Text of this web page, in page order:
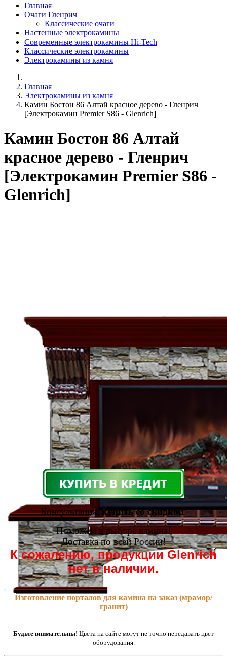
Главная
Очаги Гленрич
Классические очаги
Настенные электрокамины
Современные электрокамины Hi-Tech
Классические электрокамины
Электрокамины из камня
Главная
Электрокамины из камня
Камин Бостон 86 Алтай красное дерево - Гленрич
[Электрокамин Premier S86 - Glenrich]
Камин Бостон 86 Алтай
красное дерево - Гленрич
[Электрокамин Premier S86 -
Glenrich]
Консультация,купить со скидкой:
Поможем в выборе камина!
Доставка по всей России!
К сожалению, продукции Glenrich
нет в наличии.
Изготовление порталов для камина на заказ (мрамор/
гранит)
Будьте внимательны! Цвета на сайте могут не точно передавать цвет
оборудования.